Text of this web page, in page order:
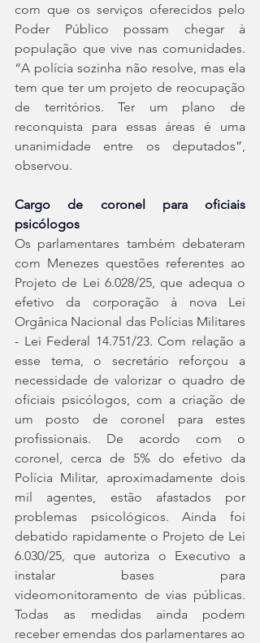
com que os serviços oferecidos pelo
Poder Público possam chegar à
população que vive nas comunidades.
“A polícia sozinha não resolve, mas ela
tem que ter um projeto de reocupação
de territórios. Ter um plano de
reconquista para essas áreas é uma
unanimidade entre os deputados”,
observou.
Cargo de coronel para oficiais
psicólogos
Os parlamentares também debateram
com Menezes questões referentes ao
Projeto de Lei 6.028/25, que adequa o
efetivo da corporação à nova Lei
Orgânica Nacional das Polícias Militares
- Lei Federal 14.751/23. Com relação a
esse tema, o secretário reforçou a
necessidade de valorizar o quadro de
oficiais psicólogos, com a criação de
um posto de coronel para estes
profissionais. De acordo com o
coronel, cerca de 5% do efetivo da
Polícia Militar, aproximadamente dois
mil agentes, estão afastados por
problemas psicológicos. Ainda foi
debatido rapidamente o Projeto de Lei
6.030/25, que autoriza o Executivo a
instalar bases para
videomonitoramento de vias públicas.
Todas as medidas ainda podem
receber emendas dos parlamentares ao